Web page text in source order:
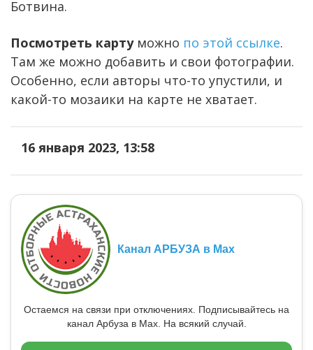
Ботвина.
Посмотреть картуможно по этой ссылке.
Там же можно добавить и свои фотографии.
Особенно, если авторы что-то упустили, и
какой-то мозаики на карте не хватает.
16 января 2023, 13:58
Канал АРБУЗА в Max
Остаемся на связи при отключениях. Подписывайтесь на
канал Арбуза в Max. На всякий случай.